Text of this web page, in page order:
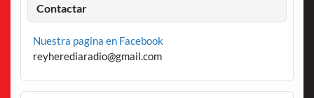
Contactar
Nuestra pagina en Facebook
reyherediaradio@gmail.com